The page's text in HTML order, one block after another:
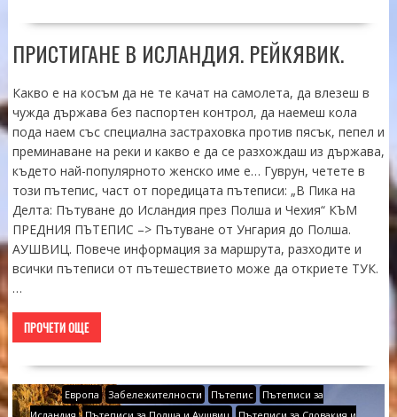
ПРИСТИГАНЕ В ИСЛАНДИЯ. РЕЙКЯВИК.
Какво е на косъм да не те качат на самолета, да влезеш в
чужда държава без паспортен контрол, да наемеш кола
пода наем със специална застраховка против пясък, пепел и
преминаване на реки и какво е да се разхождаш из държава,
където най-популярното женско име е… Гуврун, четете в
този пътепис, част от поредицата пътеписи: „В Пика на
Делта: Пътуване до Исландия през Полша и Чехия“ КЪМ
ПРЕДНИЯ ПЪТЕПИС –> Пътуване от Унгария до Полша.
АУШВИЦ. Повече информация за маршрута, разходите и
всички пътеписи от пътешествието може да откриете ТУК.
…
ПРОЧЕТИ ОЩЕ
Европа Забележителности Пътепис
Пътеписи за